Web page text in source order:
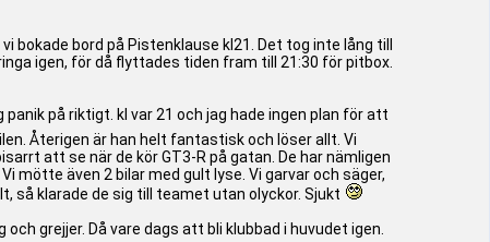
bokade bord på Pistenklause kl21. Det tog inte lång till
igen, för då flyttades tiden fram till 21:30 för pitbox.
på riktigt. kl var 21 och jag hade ingen plan för att
Återigen är han helt fantastisk och löser allt. Vi
att se när de kör GT3-R på gatan. De har nämligen
mötte även 2 bilar med gult lyse. Vi garvar och säger,
så klarade de sig till teamet utan olyckor. Sjukt
grejjer. Då vare dags att bli klubbad i huvudet igen.